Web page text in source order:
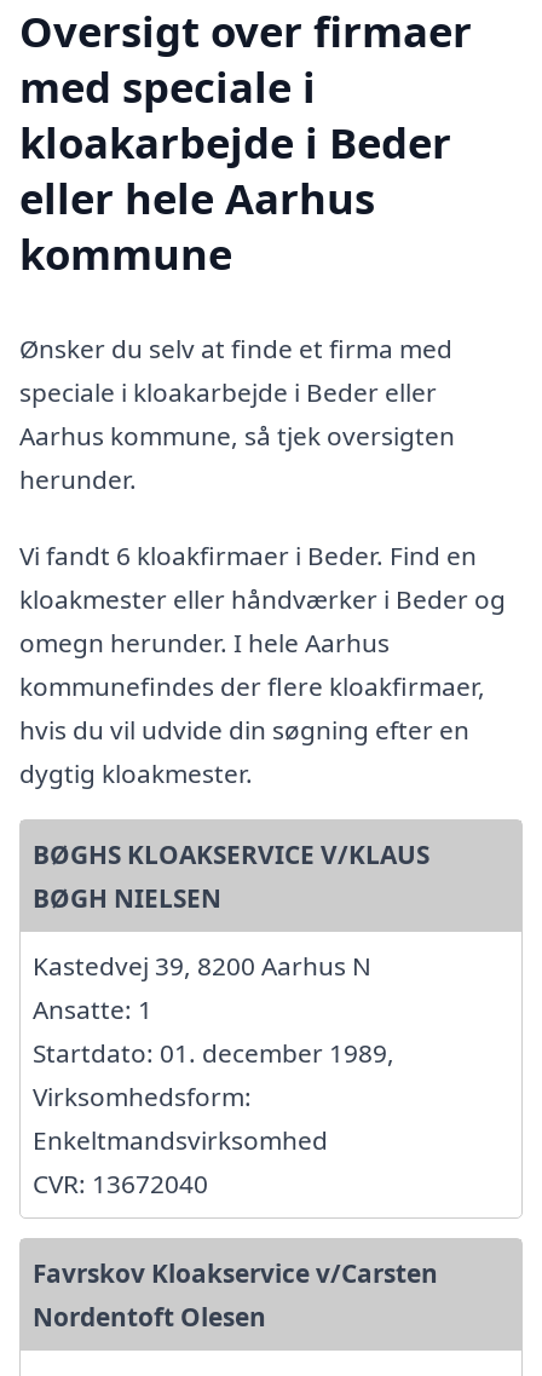
Oversigt over firmaer
med speciale i
kloakarbejde i Beder
eller hele Aarhus
kommune
Ønsker du selv at finde et firma med
speciale i kloakarbejde i Beder eller
Aarhus kommune, så tjek oversigten
herunder.
Vi fandt 6 kloakfirmaer i Beder. Find en
kloakmester eller håndværker i Beder og
omegn herunder. I hele Aarhus
kommunefindes der flere kloakfirmaer,
hvis du vil udvide din søgning efter en
dygtig kloakmester.
BØGHS KLOAKSERVICE V/KLAUS
BØGH NIELSEN
Kastedvej 39, 8200 Aarhus N
Ansatte: 1
Startdato: 01. december 1989,
Virksomhedsform:
Enkeltmandsvirksomhed
CVR: 13672040
Favrskov Kloakservice v/Carsten
Nordentoft Olesen